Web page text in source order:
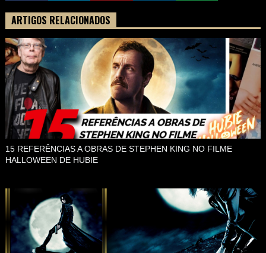
ARTIGOS RELACIONADOS
15 REFERÊNCIAS A OBRAS DE STEPHEN KING NO FILME
HALLOWEEN DE HUBIE